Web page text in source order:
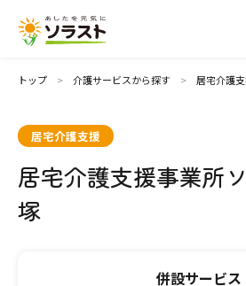
ソラストの想い
トップ 介護サービスから探す 居宅介護
居宅介護支援
居宅介護支援事業所
塚
併設サービス